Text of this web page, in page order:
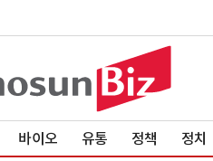
바이오 유통 정책 정치